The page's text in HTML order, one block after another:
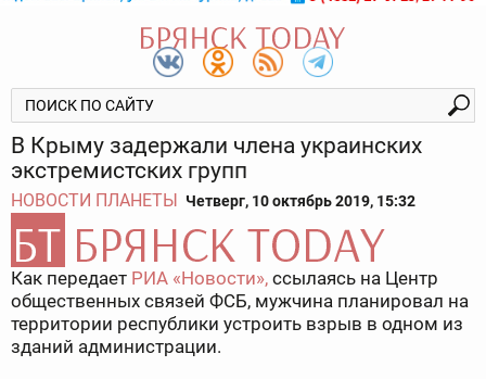
В Крыму задержали члена украинских
экстремистских групп
НОВОСТИ ПЛАНЕТЫ Четверг, 10 октябрь 2019, 15:32
Как передает РИА «Новости», ссылаясь на Центр
общественных связей ФСБ, мужчина планировал на
территории республики устроить взрыв в одном из
зданий администрации.